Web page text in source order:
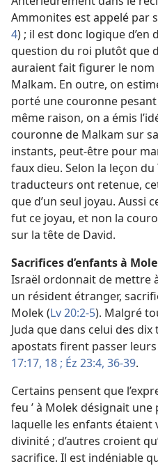
Ammonites est appelé par
4) ; il est donc logique d’en
question du roi plutôt que
auraient fait figurer le
Malkam. En outre, on
porté une couronne
même raison, on a émis
couronne de Malkam sur
instants, peut-être pour
faux dieu. Selon la leçon
traducteurs ont retenue,
que d’un seul joyau. Aussi
fut ce joyau, et non la
sur la tête de David.
Sacrifices d’enfants à
Israël ordonnait de mettre
un résident étranger,
Molek (Lv 20:2-5). Malgré
Juda que dans celui des
apostats firent passer
17:17, 18 ; Éz 23:4, 36-39.
Certains pensent que
feu ’ à Molek désignait
laquelle les enfants étaient
divinité ; d’autres croient
sacrifice. Il est indéniable